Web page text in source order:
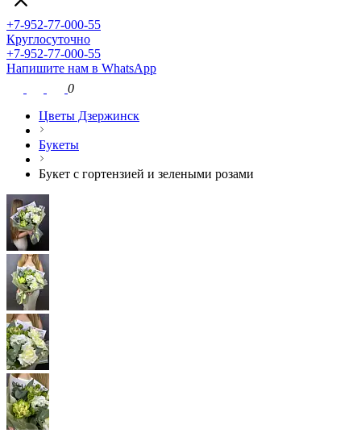
+7-952-77-000-55
Круглосуточно
+7-952-77-000-55
Напишите нам в WhatsApp
0
Цветы Дзержинск
Букеты
Букет с гортензией и зелеными розами